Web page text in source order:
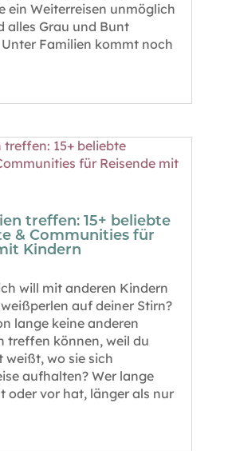
ein Weiterreisen unmöglich
alles Grau und Bunt
Familien kommt noch
treffen: 15+ beliebte
& Communities für
Kindern
will mit anderen Kindern
auf deiner Stirn?
lange keine anderen
treffen können, weil du
weißt, wo sie sich
aufhalten? Wer lange
oder vor hat, länger als nur